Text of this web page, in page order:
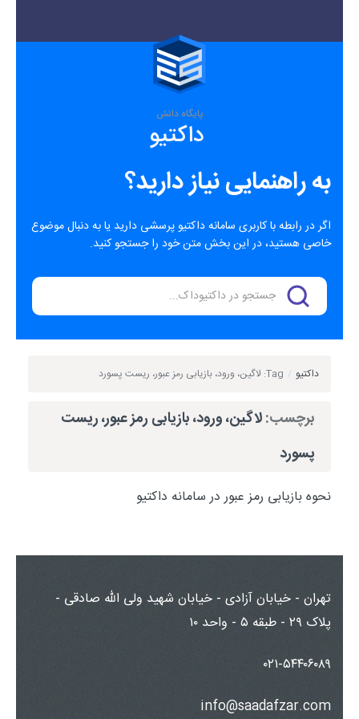
پایگاه دانش
داکتیو
به راهنمایی نیاز دارید؟
اگر در رابطه با کاربری سامانه داکتیو پرسشی دارید یا به دنبال موضوع
خاصی هستید، در این بخش متن خود را جستجو کنید.
داکتیو / Tag: لاگین، ورود، بازیابی رمز عبور، ریست پسورد
برچسب:لاگین، ورود، بازیابی رمز عبور، ریست
پسورد
نحوه بازیابی رمز عبور در سامانه داکتیو
تهران - خیابان آزادی - خیابان شهید ولی الله صادقی -
پلاک ۲۹ - طبقه ۵ - واحد ۱۰
۰۲۱-۵۴۴۰۶۰۸۹
info@saadafzar.com